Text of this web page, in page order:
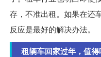
存，不准出租。如果在还
反应是最好的解决办法。
租辆车回家过年，值